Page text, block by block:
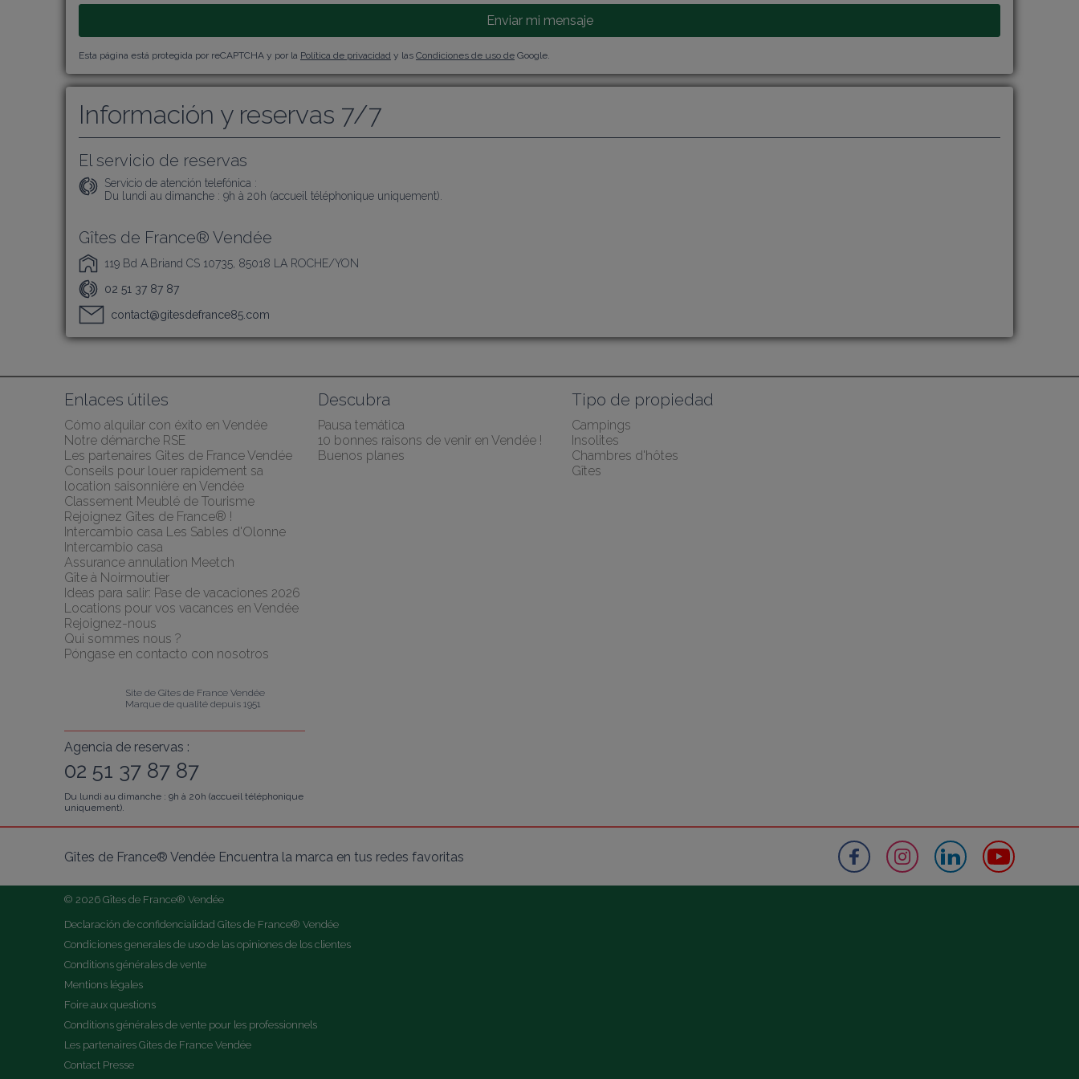
Enviar mi mensaje
Esta página está protegida por reCAPTCHA y por la Política de privacidad y las Condiciones de uso de Google.
Información y reservas 7/7
El servicio de reservas
Servicio de atención telefónica :
Du lundi au dimanche : 9h à 20h (accueil téléphonique uniquement).
Gîtes de France® Vendée
119 Bd A.Briand CS 10735, 85018 LA ROCHE/YON
02 51 37 87 87
contact@gitesdefrance85.com
Enlaces útiles
Cómo alquilar con éxito en Vendée
Notre démarche RSE
Les partenaires Gites de France Vendée
Conseils pour louer rapidement sa
location saisonnière en Vendée
Classement Meublé de Tourisme
Rejoignez Gîtes de France® !
Intercambio casa Les Sables d'Olonne
Intercambio casa
Assurance annulation Meetch
Gîte à Noirmoutier
Ideas para salir: Pase de vacaciones 2026
Locations pour vos vacances en Vendée
Rejoignez-nous
Qui sommes nous ?
Póngase en contacto con nosotros
Descubra
Pausa temática
10 bonnes raisons de venir en Vendée !
Buenos planes
Tipo de propiedad
Campings
Insolites
Chambres d'hôtes
Gîtes
Site de Gîtes de France Vendée
Marque de qualité depuis 1951
Agencia de reservas :
02 51 37 87 87
Du lundi au dimanche : 9h à 20h (accueil téléphonique
uniquement).
Gîtes de France® Vendée Encuentra la marca en tus redes favoritas
© 2026 Gîtes de France® Vendée
Declaración de confidencialidad Gîtes de France® Vendée
Condiciones generales de uso de las opiniones de los clientes
Conditions générales de vente
Mentions légales
Foire aux questions
Conditions générales de vente pour les professionnels
Les partenaires Gites de France Vendée
Contact Presse